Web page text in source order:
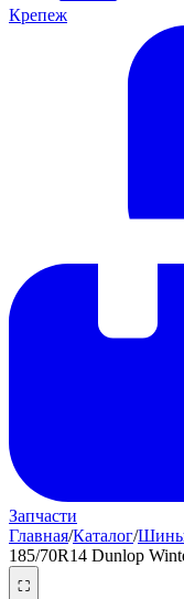
Крепеж
Запчасти
Главная/Каталог/
185/70R14 Dunlop
⛶